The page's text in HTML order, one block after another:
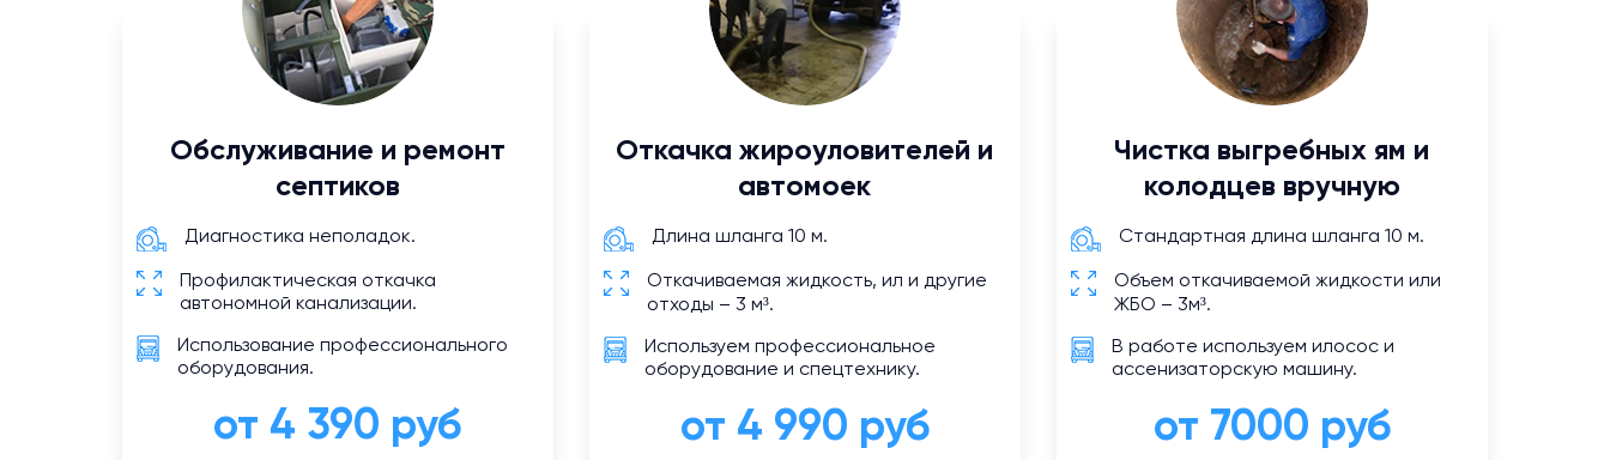
Обслуживание и ремонт
септиков
Диагностика неполадок.
Профилактическая откачка
автономной канализации.
Использование профессионального
оборудования.
от 4 390 руб
Откачка жироуловителей и
автомоек
Длина шланга 10 м.
Откачиваемая жидкость, ил и другие
отходы – 3 м³.
Используем профессиональное
оборудование и спецтехнику.
от 4 990 руб
Чистка выгребных ям и
колодцев вручную
Стандартная длина шланга 10 м.
Объем откачиваемой жидкости или
ЖБО – 3м³.
В работе используем илосос и
ассенизаторскую машину.
от 7000 руб